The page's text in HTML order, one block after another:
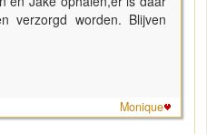
verzorgd worden. Blijven
Monique